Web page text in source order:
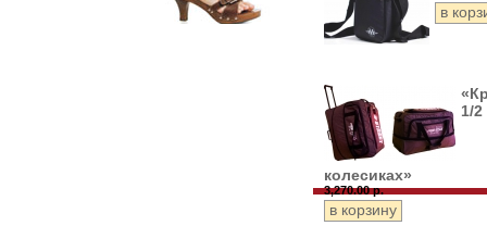
1/2
колесиках»
3,270.00 р.